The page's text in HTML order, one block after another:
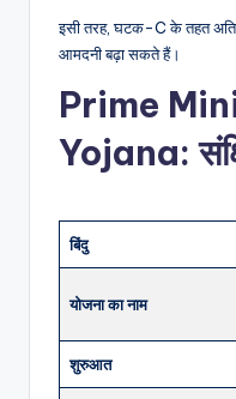
इसी तरह, घटक-C के तहत
आमदनी बढ़ा सकते हैं।
Prime
Yojana:
बिंदु
योजना का नाम
शुरुआत